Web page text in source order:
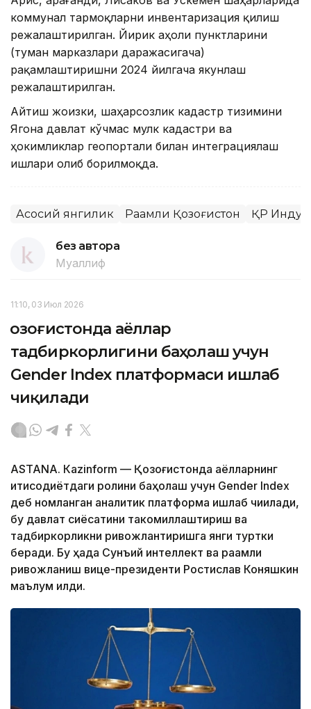
коммунал тармоқларни инвентаризация қилиш
режалаштирилган. Йирик аҳоли пунктларини
(туман марказлари даражасигача)
рақамлаштиришни 2024 йилгача якунлаш
режалаштирилган.
Айтиш жоизки, шаҳарсозлик кадастр тизимини
Ягона давлат кўчмас мулк кадастри ва
ҳокимликлар геопортали билан интеграциялаш
ишлари олиб борилмоқда.
Асосий янгилик Рақамли Қозоғистон ҚР
без автора
Муаллиф
11:10, 03 Июл 2026
Қозоғистонда аёллар
тадбиркорлигини баҳолаш учун
Gender Index платформаси ишлаб
чиқилади
ASTANА. Кazinform — Қозоғистонда аёлларнинг
иқтисодиётдаги ролини баҳолаш учун Gender Index
деб номланган аналитик платформа ишлаб чиқилади,
бу давлат сиёсатини такомиллаштириш ва
тадбиркорликни ривожлантиришга янги туртки
беради. Бу ҳақда Сунъий интеллект ва рақамли
ривожланиш вице-президенти Ростислав Коняшкин
маълум қилди.